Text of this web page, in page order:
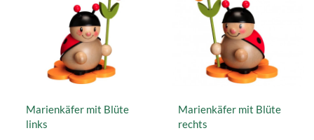
Marienkäfer mit Blüte
links
Marienkäfer mit Blüte
rechts